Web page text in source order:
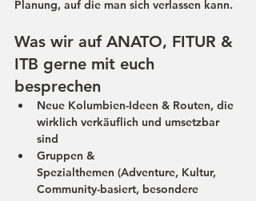
Planung, auf die man sich verlassen kann.
Was wir auf ANATO, FITUR &
ITB gerne mit euch
besprechen
Neue Kolumbien-Ideen & Routen, die
wirklich verkäuflich und umsetzbar
sind
Gruppen &
Spezialthemen (Adventure, Kultur,
Community-basiert, besondere